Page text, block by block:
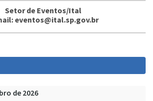
Setor de Eventos/Ital
eventos@ital.sp.gov.br
de 2026